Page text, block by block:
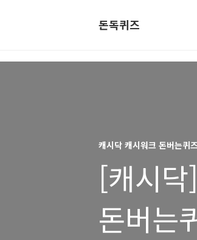
돈독퀴즈
캐시닥 캐시워크 돈버는퀴즈
[캐시
돈버는